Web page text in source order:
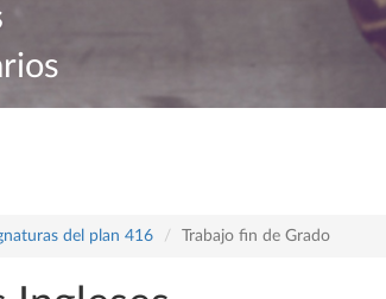
del plan 416 Trabajo fin de Grado